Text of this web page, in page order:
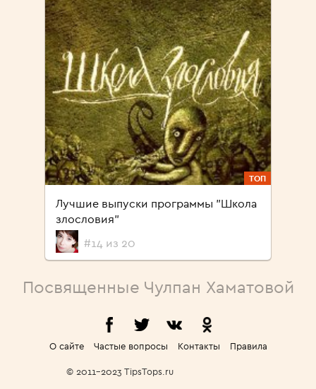
ТОП
Лучшие выпуски программы "Школа
злословия"
#14 из 20
Посвященные Чулпан Хаматовой
О сайте Частые вопросы Контакты Правила
© 2011-2023 TipsTops.ru